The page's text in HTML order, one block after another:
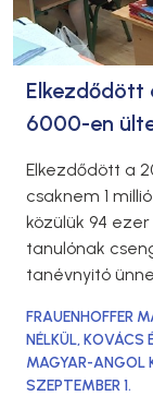
Elkezdődött
6000-en
Elkezdődött a
csaknem 1
közülük 94
tanulónak
tanévnyitó
FRAUENHOFFER
NÉLKÜL,KOVÁCS
MAGYAR-ANGOL
SZEPTEMBER 1.